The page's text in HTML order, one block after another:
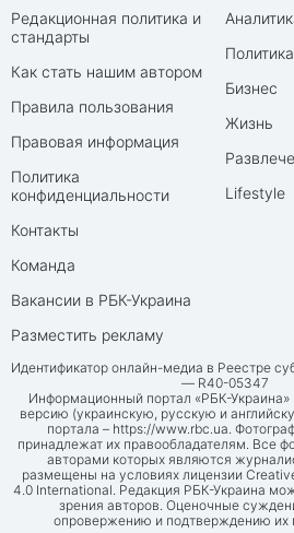
Редакционная политика и
стандарты
Как стать нашим автором
Правила пользования
Правовая информация
Политика
конфиденциальности
Контакты
Команда
Вакансии в РБК-Украина
Разместить рекламу
Политика
Бизнес
Жизнь
Lifestyle
Идентификатор онлайн-медиа в Реестре
— R40-05347
Информационный портал «РБК-
версию (украинскую, русскую и
портала – https://www.rbc.ua.
принадлежат их правообладателям. Все
авторами которых являются
размещены на условиях лицензии
4.0 International. Редакция РБК-Украина
зрения авторов. Оценочные
опровержению и подтверждению их